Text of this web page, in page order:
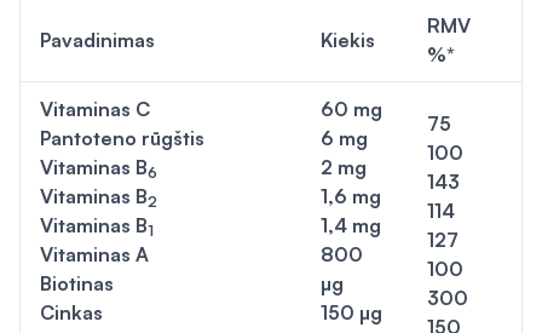
Pavadinimas Kiekis
RMV
%*
Vitaminas C
Pantoteno rūgštis
Vitaminas B6
Vitaminas B2
Vitaminas B1
Vitaminas A
Biotinas
Cinkas
60 mg
6 mg
2 mg
1,6 mg
1,4 mg
800
µg
150 µg
75
100
143
114
127
100
300
150